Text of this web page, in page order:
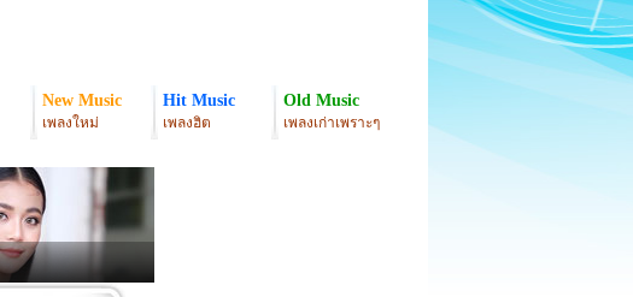
New Music
เพลงใหม่
Hit Music
เพลงฮิต
Old Music
เพลงเก่าเพราะๆ